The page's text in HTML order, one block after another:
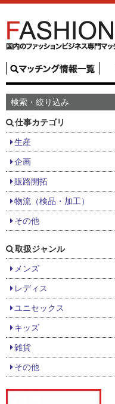
検索・絞り込み
仕事カテゴリ
生産
企画
販路開拓
物流（検品・加工）
その他
取扱ジャンル
メンズ
レディス
ユニセックス
キッズ
雑貨
その他